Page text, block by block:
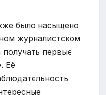
было насыщено
журналистском
получать первые
Её